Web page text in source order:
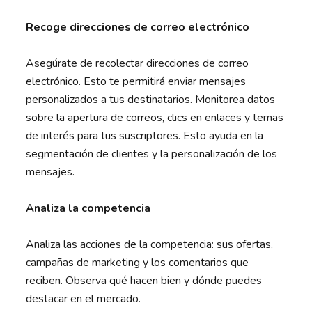
Recoge direcciones de correo electrónico
Asegúrate de recolectar direcciones de correo
electrónico. Esto te permitirá enviar mensajes
personalizados a tus destinatarios. Monitorea datos
sobre la apertura de correos, clics en enlaces y temas
de interés para tus suscriptores. Esto ayuda en la
segmentación de clientes y la personalización de los
mensajes.
Analiza la competencia
Analiza las acciones de la competencia: sus ofertas,
campañas de marketing y los comentarios que
reciben. Observa qué hacen bien y dónde puedes
destacar en el mercado.